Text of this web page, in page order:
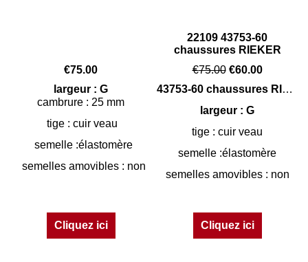
€75.00
largeur : G
cambrure : 25 mm
tige : cuir veau
semelle :élastomère
semelles amovibles : non
Cliquez ici
22109 43753-60
chaussures RIEKER
€75.00 €60.00
43753-60 chaussures RIEKER
largeur : G
tige : cuir veau
semelle :élastomère
semelles amovibles : non
Cliquez ici